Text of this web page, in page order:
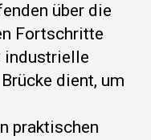
über die
Fortschritte
industrielle
dient, um
praktischen